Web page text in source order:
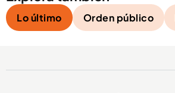
Lo último Orden público